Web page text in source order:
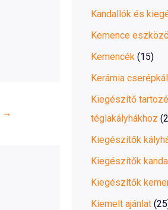
→
Kandallók és
Kemence
Kemencék (15)
Kerámia
Kiegészítő
téglakályhákhoz
Kiegészítők
Kiegészítők
Kiegészítők
Kiemelt ajánlat